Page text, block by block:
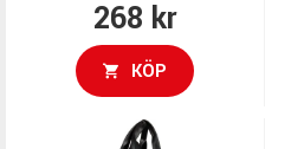
268 kr
KÖP